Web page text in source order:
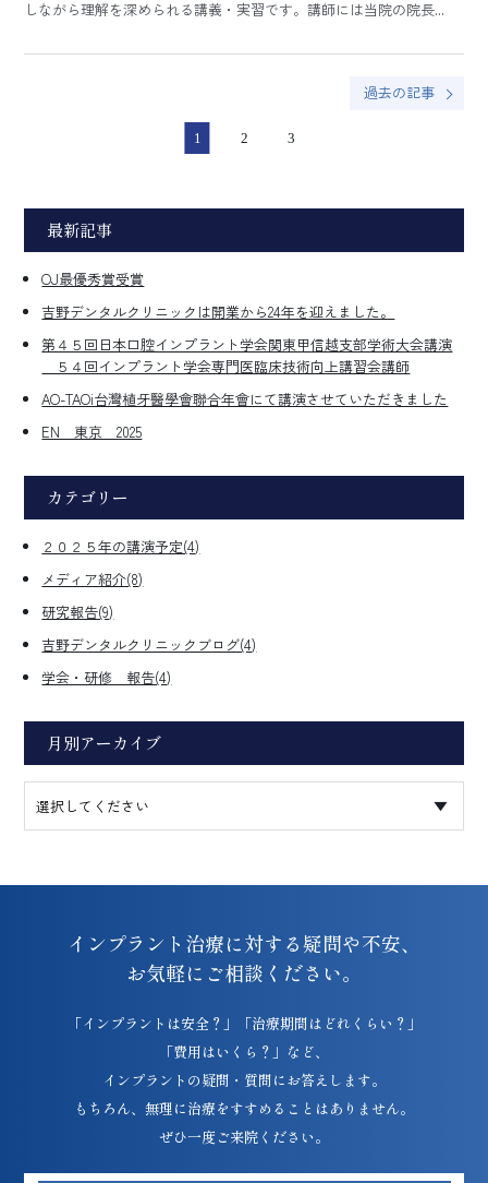
しながら理解を深められる講義・実習です。講師には当院の院長...
1 2 3
過去の記事
最新記事
OJ最優秀賞受賞
吉野デンタルクリニックは開業から24年を迎えました。
第４５回日本口腔インプラント学会関東甲信越支部学術大会講演
５４回インプラント学会専門医臨床技術向上講習会講師
AO-TAOi台灣植牙醫學會聯合年會にて講演させていただきました
EN 東京 2025
カテゴリー
２０２５年の講演予定(4)
メディア紹介(8)
研究報告(9)
吉野デンタルクリニックブログ(4)
学会・研修 報告(4)
月別アーカイブ
インプラント治療に対する疑問や不安、
お気軽にご相談ください。
「インプラントは安全？」「治療期間はどれくらい？」
「費用はいくら？」など、
インプラントの疑問・質問にお答えします。
もちろん、無理に治療をすすめることはありません。
ぜひ一度ご来院ください。